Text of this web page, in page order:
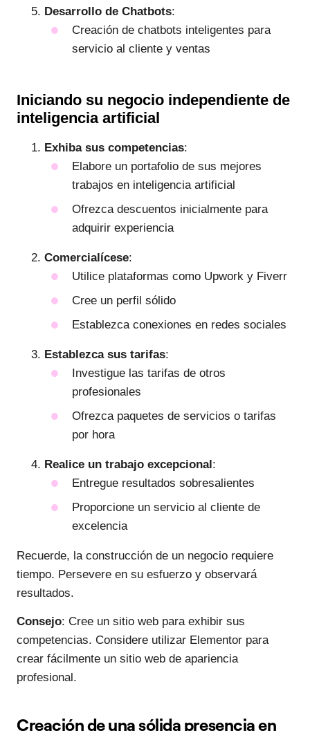
Desarrollo de Chatbots:
Creación de chatbots inteligentes para
servicio al cliente y ventas
Iniciando su negocio independiente de
inteligencia artificial
Exhiba sus competencias:
Elabore un portafolio de sus mejores
trabajos en inteligencia artificial
Ofrezca descuentos inicialmente para
adquirir experiencia
Comercialícese:
Utilice plataformas como Upwork y Fiverr
Cree un perfil sólido
Establezca conexiones en redes sociales
Establezca sus tarifas:
Investigue las tarifas de otros
profesionales
Ofrezca paquetes de servicios o tarifas
por hora
Realice un trabajo excepcional:
Entregue resultados sobresalientes
Proporcione un servicio al cliente de
excelencia
Recuerde, la construcción de un negocio requiere
tiempo. Persevere en su esfuerzo y observará
resultados.
Consejo: Cree un sitio web para exhibir sus
competencias. Considere utilizar Elementor para
crear fácilmente un sitio web de apariencia
profesional.
Creación de una sólida presencia en